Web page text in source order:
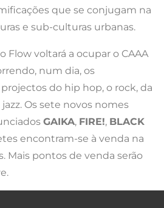
que se conjugam na
e sub-culturas urbanas.
Flow voltará a ocupar o CAAA
num dia, os
do hip hop, o rock, da
Os sete novos nomes
GAIKA, FIRE!, BLACK
encontram-se à venda na
Mais pontos de venda serão